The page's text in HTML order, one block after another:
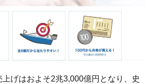
げはおよそ2兆3,000億円となり、史